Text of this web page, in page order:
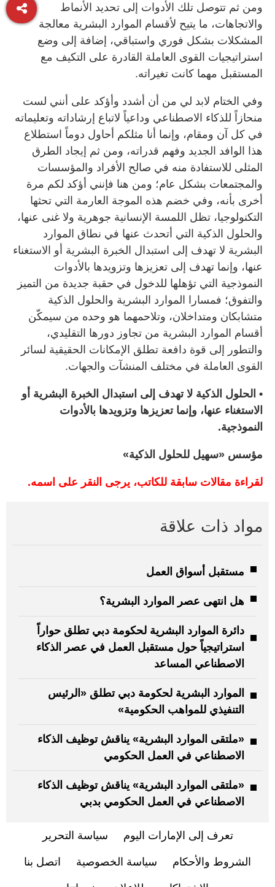
ومن ثم تتوصل تلك الأدوات إلى تحديد الأنماط
والاتجاهات، ما يتيح لأقسام الموارد البشرية معالجة
المشكلات بشكل فوري واستباقي، إضافة إلى وضع
استراتيجيات القوى العاملة القادرة على التكيف مع
المستقبل مهما كانت تغيراته.
وفي الختام لابد لي من أن أشدد وأؤكد على أنني لست
منحازاً للذكاء الاصطناعي وداعياً لاتباع إرشاداته وتعليماته
في كل آن ومقام، وإنما أنا مثلكم أحاول دوماً استطلاع
هذا الوافد الجديد وفهم قدراته، ومن ثم إيجاد الطرق
المثلى للاستفادة منه في صالح الأفراد والمؤسسات
والمجتمعات بشكل عام؛ ومن هنا فإنني أؤكد لكم مرة
أخرى بأنه، وفي خضم هذه الموجة العارمة التي تحثها
التكنولوجيا، تظل اللمسة الإنسانية جوهرية ولا غنى عنها،
والحلول الذكية التي أتحدث عنها في نطاق الموارد
البشرية لا تهدف إلى استبدال الخبرة البشرية أو الاستغناء
عنها، وإنما تهدف إلى تعزيزها وتزويدها بالأدوات
النموذجية التي تؤهلها للدخول في حقبة جديدة من التميز
والتفوق؛ فمسارا الموارد البشرية والحلول الذكية
متشابكان ومتداخلان، وتلاحمهما هو وحده من سيمكّن
أقسام الموارد البشرية من تجاوز دورها التقليدي،
والتطور إلى قوة دافعة تطلق الإمكانات الحقيقية لسائر
القوى العاملة في مختلف المنشآت والجهات.
• الحلول الذكية لا تهدف إلى استبدال الخبرة البشرية أو
الاستغناء عنها، وإنما تعزيزها وتزويدها بالأدوات
النموذجية.
مؤسس «سهيل للحلول الذكية»
لقراءة مقالات سابقة للكاتب، يرجى النقر على اسمه.
مواد ذات علاقة
مستقبل أسواق العمل
هل انتهى عصر الموارد البشرية؟
دائرة الموارد البشرية لحكومة دبي تطلق حواراً
استراتيجياً حول مستقبل العمل في عصر الذكاء
الاصطناعي المساعد
الموارد البشرية لحكومة دبي تطلق «الرئيس
التنفيذي للمواهب الحكومية»
«ملتقى الموارد البشرية» يناقش توظيف الذكاء
الاصطناعي في العمل الحكومي
«ملتقى الموارد البشرية» يناقش توظيف الذكاء
الاصطناعي في العمل الحكومي بدبي
تعرف إلى الإمارات اليوم سياسة التحرير
الشروط والأحكام سياسة الخصوصية اتصل بنا